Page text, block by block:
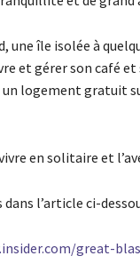
une île isolée à
et gérer son café
logement gratuit
en solitaire et
l’article ci-
great-